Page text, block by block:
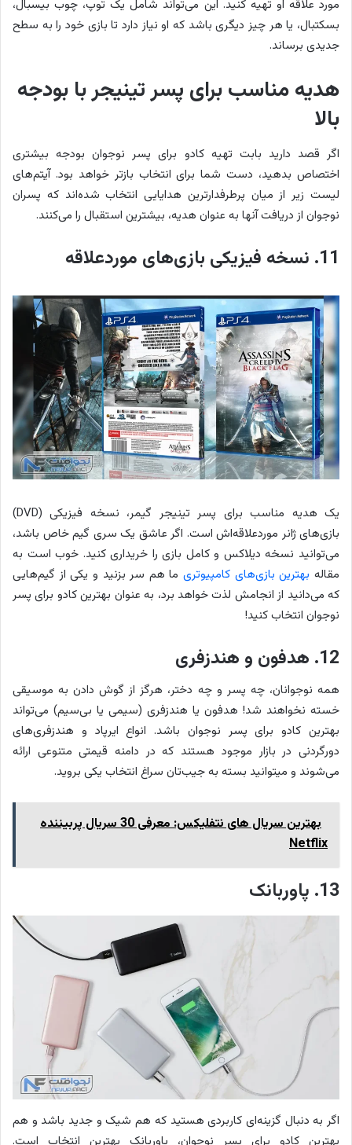
مورد علاقه او تهیه کنید. این می‌تواند شامل یک توپ، چوب بیسبال،
بسکتبال، یا هر چیز دیگری باشد که او نیاز دارد تا بازی خود را به سطح
جدیدی برساند.
هدیه مناسب برای پسر تینیجر با بودجه
بالا
اگر قصد دارید بابت تهیه کادو برای پسر نوجوان بودجه بیشتری
اختصاص بدهید، دست شما برای انتخاب بازتر خواهد بود. آیتم‌های
لیست زیر از میان پرطرفدارترین هدایایی انتخاب شده‌اند که پسران
نوجوان از دریافت آنها به عنوان هدیه، بیشترین استقبال را می‌کنند.
11. نسخه فیزیکی بازی‌های موردعلاقه
یک هدیه مناسب برای پسر تینیجر گیمر، نسخه فیزیکی (DVD)
بازی‌های ژانر موردعلاقه‌اش است. اگر عاشق یک سری گیم خاص باشد،
می‌توانید نسخه دیلاکس و کامل بازی را خریداری کنید. خوب است به
مقاله بهترین بازی‌های کامپیوتریما هم سر بزنید و یکی از گیم‌هایی
که می‌دانید از انجامش لذت خواهد برد، به عنوان بهترین کادو برای پسر
نوجوان انتخاب کنید!
12. هدفون و هندزفری
همه نوجوانان، چه پسر و چه دختر، هرگز از گوش دادن به موسیقی
خسته نخواهند شد! هدفون یا هندزفری (سیمی یا بی‌سیم) می‌تواند
بهترین کادو برای پسر نوجوان باشد. انواع ایرپاد و هندزفری‌های
دورگردنی در بازار موجود هستند که در دامنه قیمتی متنوعی ارائه
می‌شوند و می‎توانید بسته به جیب‌تان سراغ انتخاب یکی بروید.
بهترین سریال های نتفلیکس: معرفی 30 سریال پربیننده
Netflix
13. پاوربانک
اگر به دنبال گزینه‌ای کاربردی هستید که هم شیک و جدید باشد و هم
بهترین کادو برای پسر نوجوان، پاوربانک بهترین انتخاب است.